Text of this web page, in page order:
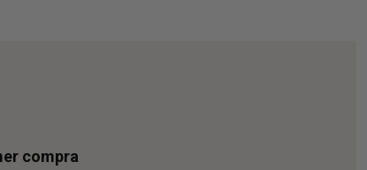
compra